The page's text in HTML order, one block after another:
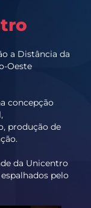
a Distância da
Oeste
concepção
produção de
da Unicentro
pelo